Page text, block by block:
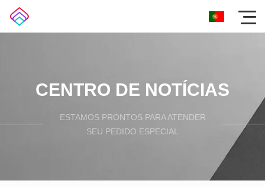
CENTRO DE NOTÍCIAS
ESTAMOS PRONTOS PARA ATENDER
SEU PEDIDO ESPECIAL